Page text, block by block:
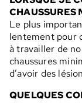
CHAUSSURES
Le plus
lentement pour
à travailler de
chaussures
d’avoir des
QUELQUES